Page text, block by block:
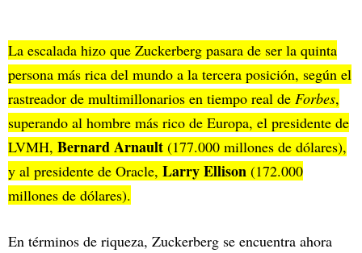
La escalada hizo que Zuckerberg pasara de ser la quinta
persona más rica del mundo a la tercera posición, según el
rastreador de multimillonarios en tiempo real de Forbes,
superando al hombre más rico de Europa, el presidente de
LVMH, Bernard Arnault (177.000 millones de dólares),
y al presidente de Oracle, Larry Ellison (172.000
millones de dólares).
En términos de riqueza, Zuckerberg se encuentra ahora